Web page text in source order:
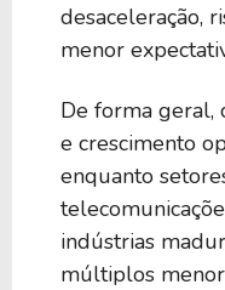
desaceleração,
menor
De forma geral,
e crescimento
enquanto
indústrias
múltiplos